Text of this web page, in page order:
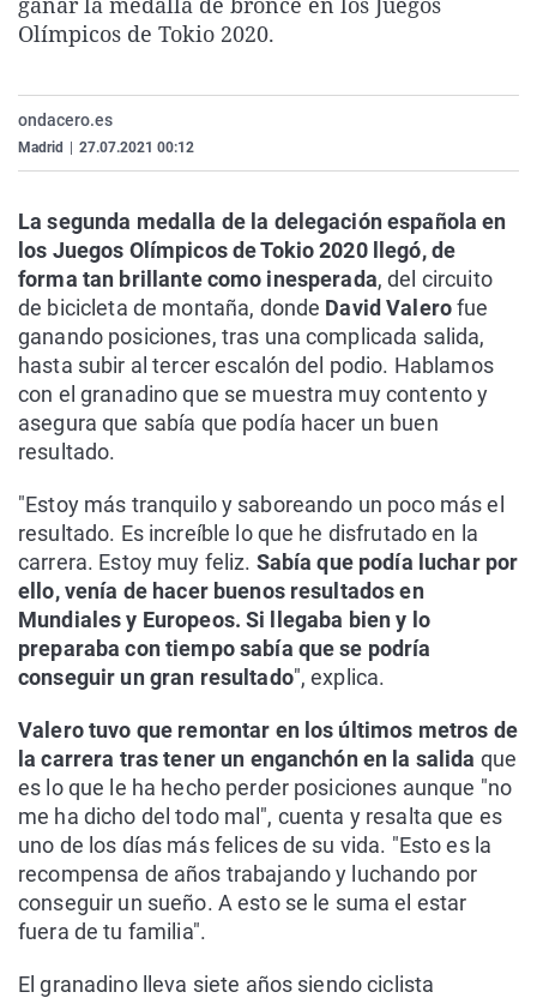
La rosa de los vientos
Como el perro y el
Caso
Equipo de
Extremadura
La Rioja
Virales
Elecciones
Olímpicos de Tokio 2020.
ondacero.es
Madrid 27.07.2021 00:12
La segunda medalla de la delegación española en
los Juegos Olímpicos de Tokio 2020 llegó, de
forma tan brillante como inesperada, del circuito
de bicicleta de montaña, donde David Valerofue
ganando posiciones, tras una complicada salida,
hasta subir al tercer escalón del podio. Hablamos
con el granadino que se muestra muy contento y
asegura que sabía que podía hacer un buen
resultado.
"Estoy más tranquilo y saboreando un poco más el
resultado. Es increíble lo que he disfrutado en la
carrera. Estoy muy feliz. Sabía que podía luchar por
ello, venía de hacer buenos resultados en
Mundiales y Europeos. Si llegaba bien y lo
preparaba con tiempo sabía que se podría
conseguir un gran resultado", explica.
Valero tuvo que remontar en los últimos metros de
la carrera tras tener un enganchón en la salida que
es lo que le ha hecho perder posiciones aunque "no
me ha dicho del todo mal", cuenta y resalta que es
uno de los días más felices de su vida. "Esto es la
recompensa de años trabajando y luchando por
conseguir un sueño. A esto se le suma el estar
fuera de tu familia".
El granadino lleva siete años siendo ciclista